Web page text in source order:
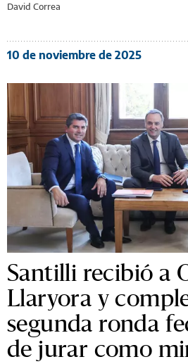
David Correa
10 de noviembre de 2025
Santilli recibió a
Llaryora y
segunda ronda
de jurar como